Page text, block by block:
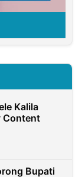
Kalila
Content
Bupati